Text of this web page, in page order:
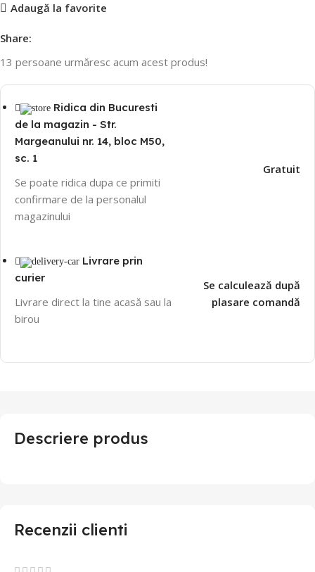
Adaugă la favorite
Share:
13 persoane urmăresc acum acest produs!
Ridica din Bucuresti
de la magazin - Str.
Margeanului nr. 14, bloc M50,
sc. 1
Se poate ridica dupa ce primiti
confirmare de la personalul
magazinului
Gratuit
Livrare prin
curier
Livrare direct la tine acasă sau la
birou
Se calculează după
plasare comandă
Descriere produs
Recenzii clienti